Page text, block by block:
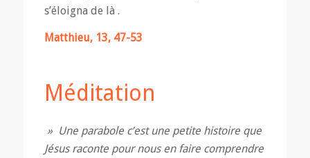
s’éloigna de là .
Matthieu, 13, 47-53
Méditation
» Une parabole c’est une petite histoire que
Jésus raconte pour nous en faire comprendre